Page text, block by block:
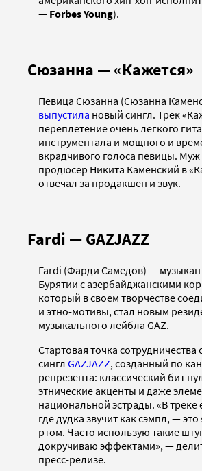
— Forbes Young).
Сюзанна — «Кажется»
Певица Сюзанна (Сюзанна
выпустила новый сингл. Трек
переплетение очень легкого
инструментала и мощного и
вкрадчивого голоса певицы.
продюсер Никита Каменский в
отвечал за продакшен и звук.
Fardi — GAZJAZZ
Fardi (Фарди Самедов) —
Бурятии с азербайджанскими
который в своем творчестве
и этно-мотивы, стал новым
музыкального лейбла GAZ.
Стартовая точка
сингл GAZJAZZ, созданный по
репрезента: классический бит
этнические акценты и даже
национальной эстрады. «В треке
где дудка звучит как сэмпл, — это
ртом. Часто использую такие
докручиваю эффектами», —
пресс-релизе.